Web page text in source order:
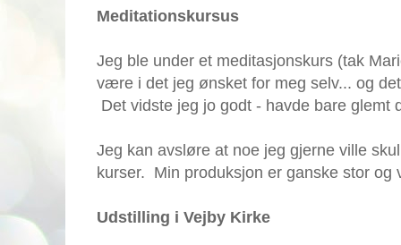
Meditationskursus
Jeg ble under et meditasjonskurs (tak
være i det jeg ønsket for meg selv... og
Det vidste jeg jo godt - havde bare
Jeg kan avsløre at noe jeg gjerne ville
kurser. Min produksjon er ganske stor
Udstilling i Vejby Kirke